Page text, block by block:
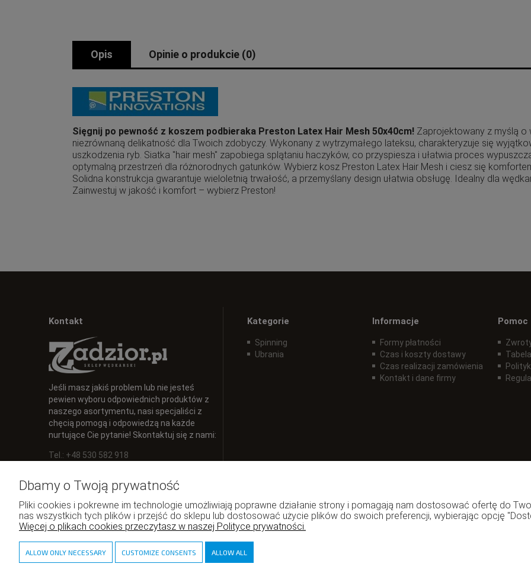
Opis Opinie o produkcie (0)
Sięgnij po pewność z koszem podbieraka Preston Latex Hair Mesh 50x40cm! Zaprojektowany z myślą o
niezrównaną delikatność dla Twoich zdobyczy. Wykonany z wytrzymałego lateksu, charakteryzuje się
uszkodzenia ryb. Siatka "hair mesh" zapobiega splątaniu haczyków, co przyspiesza i ułatwia proces
optymalną przestrzeń dla różnorodnych gatunków. Wybierz kosz Preston Latex Hair Mesh i ciesz się
Solidna konstrukcja gwarantuje wieloletnią trwałość, a przemyślany design ułatwia obsługę. Idealny dla
Zainwestuj w jakość i komfort – wybierz Preston!
Kontakt
Jeśli masz jakiś problem lub nie jesteś
pewien wyboru odpowiednich produktów z
naszego asortymentu, nasi specjaliści z
chęcią pomogą i odpowiedzą na każde
nurtujące Cie pytanie! Skontaktuj się z nami:
Tel.: +48 530 582 918
Kategorie
Spinning
Ubrania
Informacje
Formy płatności
Czas i koszty dostawy
Czas realizacji zamówienia
Kontakt i dane firmy
Pomoc
Dbamy o Twoją prywatność
Pliki cookies i pokrewne im technologie umożliwiają poprawne działanie strony i pomagają nam dostosować ofertę do
nas wszystkich tych plików i przejść do sklepu lub dostosować użycie plików do swoich preferencji, wybierając opcję
Więcej o plikach cookies przeczytasz w naszej Polityce prywatności.
ALLOW ONLY NECESSARY CUSTOMIZE CONSENTS ALLOW ALL